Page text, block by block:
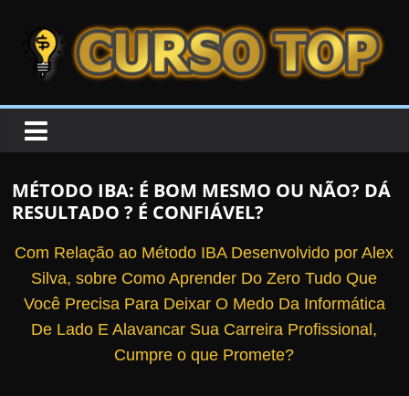
CURSOTOP
s
e
l
h
MÉTODO IBA: É BOM MESMO OU NÃO? DÁ
RESULTADO ? É CONFIÁVEL?
Com Relação ao Método IBA Desenvolvido por Alex
Silva, sobre Como Aprender Do Zero Tudo Que
Você Precisa Para Deixar O Medo Da Informática
De Lado E Alavancar Sua Carreira Profissional,
Cumpre o que Promete?